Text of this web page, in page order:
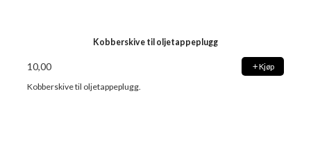
Kobberskive til oljetappeplugg
10,00 Kjøp
Kobberskive til oljetappeplugg.